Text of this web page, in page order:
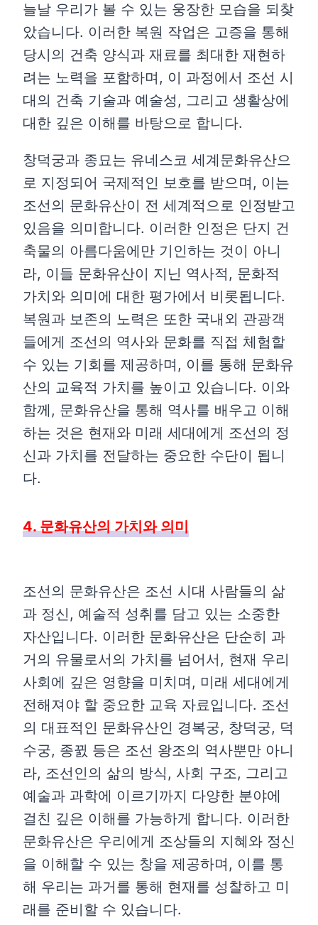
늘날 우리가 볼 수 있는 웅장한 모습을 되찾
았습니다. 이러한 복원 작업은 고증을 통해
당시의 건축 양식과 재료를 최대한 재현하
려는 노력을 포함하며, 이 과정에서 조선 시
대의 건축 기술과 예술성, 그리고 생활상에
대한 깊은 이해를 바탕으로 합니다.
창덕궁과 종묘는 유네스코 세계문화유산으
로 지정되어 국제적인 보호를 받으며, 이는
조선의 문화유산이 전 세계적으로 인정받고
있음을 의미합니다. 이러한 인정은 단지 건
축물의 아름다움에만 기인하는 것이 아니
라, 이들 문화유산이 지닌 역사적, 문화적
가치와 의미에 대한 평가에서 비롯됩니다.
복원과 보존의 노력은 또한 국내외 관광객
들에게 조선의 역사와 문화를 직접 체험할
수 있는 기회를 제공하며, 이를 통해 문화유
산의 교육적 가치를 높이고 있습니다. 이와
함께, 문화유산을 통해 역사를 배우고 이해
하는 것은 현재와 미래 세대에게 조선의 정
신과 가치를 전달하는 중요한 수단이 됩니
다.
4. 문화유산의 가치와 의미
조선의 문화유산은 조선 시대 사람들의 삶
과 정신, 예술적 성취를 담고 있는 소중한
자산입니다. 이러한 문화유산은 단순히 과
거의 유물로서의 가치를 넘어서, 현재 우리
사회에 깊은 영향을 미치며, 미래 세대에게
전해져야 할 중요한 교육 자료입니다. 조선
의 대표적인 문화유산인 경복궁, 창덕궁, 덕
수궁, 종뀘 등은 조선 왕조의 역사뿐만 아니
라, 조선인의 삶의 방식, 사회 구조, 그리고
예술과 과학에 이르기까지 다양한 분야에
걸친 깊은 이해를 가능하게 합니다. 이러한
문화유산은 우리에게 조상들의 지혜와 정신
을 이해할 수 있는 창을 제공하며, 이를 통
해 우리는 과거를 통해 현재를 성찰하고 미
래를 준비할 수 있습니다.